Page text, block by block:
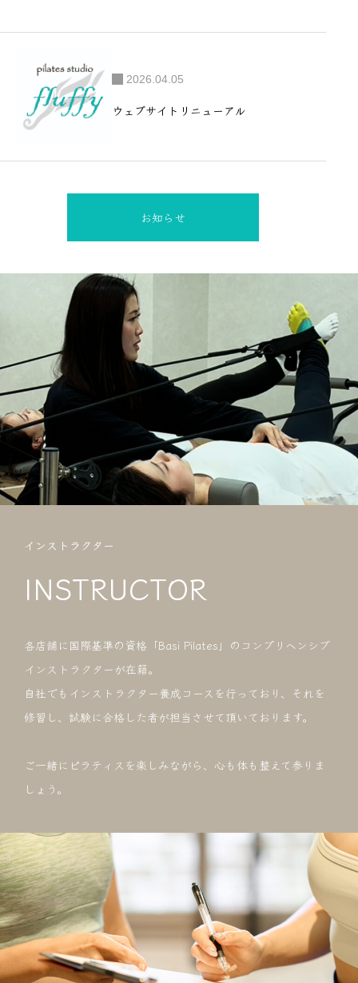
2026.04.05
ウェブサイトリニューアル
お知らせ
インストラクター
INSTRUCTOR
各店舗に国際基準の資格「Basi Pilates」のコンプリヘンシブ
インストラクターが在籍。
自社でもインストラクター養成コースを行っており、それを
修習し、試験に合格した者が担当させて頂いております。
ご一緒にピラティスを楽しみながら、心も体も整えて参りま
しょう。